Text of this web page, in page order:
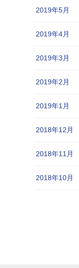
2019年5月
2019年4月
2019年3月
2019年2月
2019年1月
2018年12月
2018年11月
2018年10月